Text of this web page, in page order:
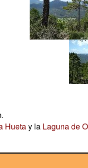
Huetay la Laguna de